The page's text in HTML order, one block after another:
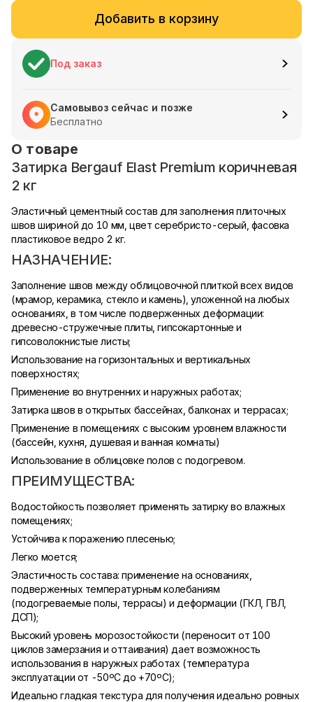
Добавить в корзину
Под заказ
Самовывоз сейчас и позже
Бесплатно
О товаре
Затирка Bergauf Elast Premium коричневая
2 кг
Эластичный цементный состав для заполнения плиточных
швов шириной до 10 мм, цвет серебристо-серый, фасовка
пластиковое ведро 2 кг.
НАЗНАЧЕНИЕ:
Заполнение швов между облицовочной плиткой всех видов
(мрамор, керамика, стекло и камень), уложенной на любых
основаниях, в том числе подверженных деформации:
древесно-стружечные плиты, гипсокартонные и
гипсоволокнистые листы;
Использование на горизонтальных и вертикальных
поверхностях;
Применение во внутренних и наружных работах;
Затирка швов в открытых бассейнах, балконах и террасах;
Применение в помещениях с высоким уровнем влажности
(бассейн, кухня, душевая и ванная комнаты)
Использование в облицовке полов с подогревом.
ПРЕИМУЩЕСТВА:
Водостойкость позволяет применять затирку во влажных
помещениях;
Устойчива к поражению плесенью;
Легко моется;
Эластичность состава: применение на основаниях,
подверженных температурным колебаниям
(подогреваемые полы, террасы) и деформации (ГКЛ, ГВЛ,
ДСП);
Высокий уровень морозостойкости (переносит от 100
циклов замерзания и оттаивания) дает возможность
использования в наружных работах (температура
эксплуатации от -50ºC до +70ºC);
Идеально гладкая текстура для получения идеально ровных